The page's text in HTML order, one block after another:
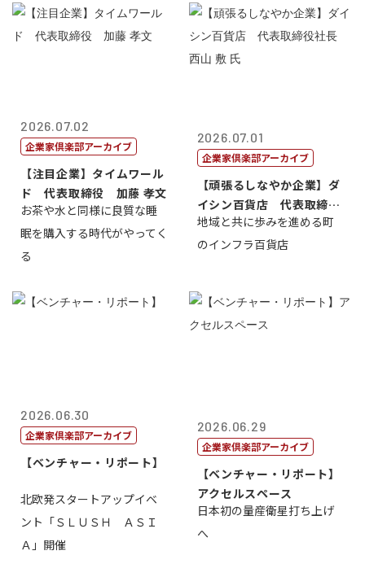
2026.07.02
企業家倶楽部アーカイブ
【注目企業】タイムワール
ド 代表取締役 加藤 孝文
お茶や水と同様に良質な睡
眠を購入する時代がやってく
る
2026.07.01
企業家倶楽部アーカイブ
【頑張るしなやか企業】ダ
イシン百貨店 代表取締役
社長 西山 ...
地域と共に歩みを進める町
のインフラ百貨店
2026.06.30
企業家倶楽部アーカイブ
【ベンチャー・リポート】
北欧発スタートアップイベ
ント「ＳＬＵＳＨ ＡＳＩ
Ａ」開催
2026.06.29
企業家倶楽部アーカイブ
【ベンチャー・リポート】
アクセルスペース
日本初の量産衛星打ち上げ
へ